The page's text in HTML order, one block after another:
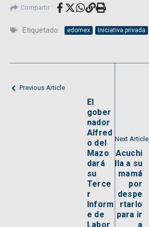
Compartir
Etiquetado: edomex Iniciativa privada
Previous Article
El
gober
nador
Alfred
o del
Mazo
dará
su
Terce
r
Inform
e de
Labor
Next Article
Acuchi
lla a su
mamá
por
despe
rtarlo
para ir
a